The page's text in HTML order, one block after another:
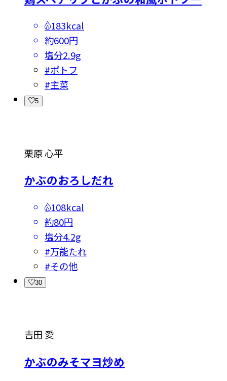
183kcal
約600円
塩分2.9g
#ポトフ
#主菜
5
栗原 心平
かぶのおろしだれ
108kcal
約80円
塩分4.2g
#万能たれ
#その他
30
吉田 愛
かぶのみそマヨ炒め